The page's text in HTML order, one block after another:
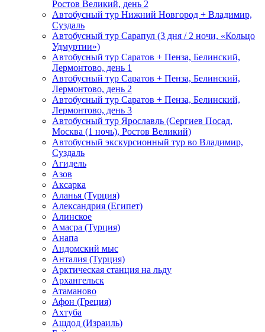
Ростов Великий, день 2
Автобусный тур Нижний Новгород + Владимир,
Суздаль
Автобусный тур Сарапул (3 дня / 2 ночи, «Кольцо
Удмуртии»)
Автобусный тур Саратов + Пенза, Белинский,
Лермонтово, день 1
Автобусный тур Саратов + Пенза, Белинский,
Лермонтово, день 2
Автобусный тур Саратов + Пенза, Белинский,
Лермонтово, день 3
Автобусный тур Ярославль (Сергиев Посад,
Москва (1 ночь), Ростов Великий)
Автобусный экскурсионный тур во Владимир,
Суздаль
Агидель
Азов
Аксарка
Аланья (Турция)
Александрия (Египет)
Алинское
Амасра (Турция)
Анапа
Андомский мыс
Анталия (Турция)
Арктическая станция на льду
Архангельск
Атаманово
Афон (Греция)
Ахтуба
Ашдод (Израиль)